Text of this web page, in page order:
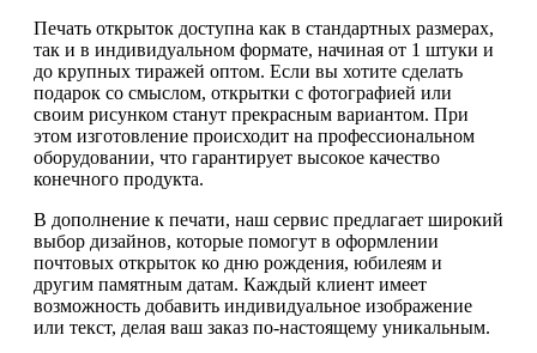
Печать открыток доступна как в стандартных размерах,
так и в индивидуальном формате, начиная от 1 штуки и
до крупных тиражей оптом. Если вы хотите сделать
подарок со смыслом, открытки с фотографией или
своим рисунком станут прекрасным вариантом. При
этом изготовление происходит на профессиональном
оборудовании, что гарантирует высокое качество
конечного продукта.
В дополнение к печати, наш сервис предлагает широкий
выбор дизайнов, которые помогут в оформлении
почтовых открыток ко дню рождения, юбилеям и
другим памятным датам. Каждый клиент имеет
возможность добавить индивидуальное изображение
или текст, делая ваш заказ по-настоящему уникальным.